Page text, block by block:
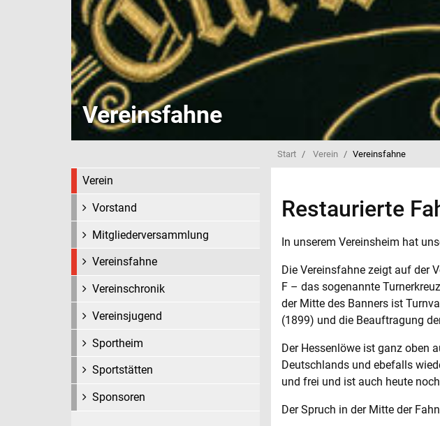
Vereinsfahne
Start Verein Vereinsfahne
Verein
Vorstand
Mitgliederversammlung
Vereinsfahne
Vereinschronik
Vereinsjugend
Sportheim
Sportstätten
Sponsoren
Restaurierte
In unserem Vereinsheim hat
Die Vereinsfahne zeigt auf der
F – das sogenannte
der Mitte des Banners ist
(1899) und die Beauftragung
Der Hessenlöwe ist ganz oben
Deutschlands und ebefalls
und frei und ist auch heute
Der Spruch in der Mitte der